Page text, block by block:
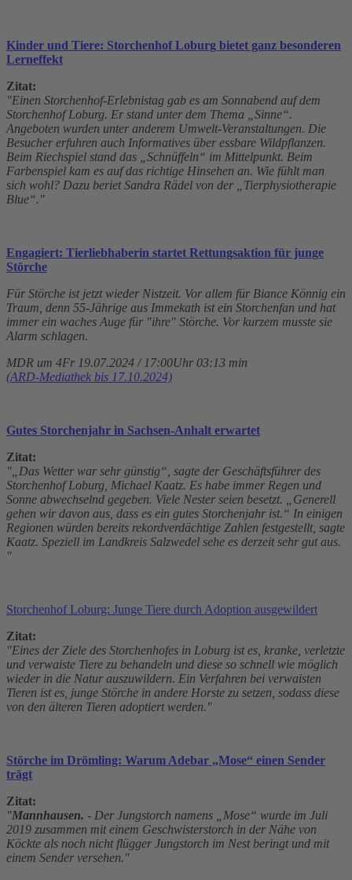
Kinder und Tiere: Storchenhof Loburg bietet ganz besonderen
Lerneffekt
Zitat:
"Einen Storchenhof-Erlebnistag gab es am Sonnabend auf dem
Storchenhof Loburg. Er stand unter dem Thema „Sinne“.
Angeboten wurden unter anderem Umwelt-Veranstaltungen. Die
Besucher erfuhren auch Informatives über essbare Wildpflanzen.
Beim Riechspiel stand das „Schnüffeln“ im Mittelpunkt. Beim
Farbenspiel kam es auf das richtige Hinsehen an. Wie fühlt man
sich wohl? Dazu beriet Sandra Rädel von der „Tierphysiotherapie
Blue“."
Engagiert: Tierliebhaberin startet Rettungsaktion für junge
Störche
Für Störche ist jetzt wieder Nistzeit. Vor allem für Biance Könnig ein
Traum, denn 55-Jährige aus Immekath ist ein Storchenfan und hat
immer ein waches Auge für "ihre" Störche. Vor kurzem musste sie
Alarm schlagen.
MDR um 4Fr 19.07.2024 / 17:00Uhr 03:13 min
(ARD-Mediathek bis 17.10.2024)
Gutes Storchenjahr in Sachsen-Anhalt erwartet
Zitat:
"„Das Wetter war sehr günstig“, sagte der Geschäftsführer des
Storchenhof Loburg, Michael Kaatz. Es habe immer Regen und
Sonne abwechselnd gegeben. Viele Nester seien besetzt. „Generell
gehen wir davon aus, dass es ein gutes Storchenjahr ist.“ In einigen
Regionen würden bereits rekordverdächtige Zahlen festgestellt, sagte
Kaatz. Speziell im Landkreis Salzwedel sehe es derzeit sehr gut aus.
"
Storchenhof Loburg: Junge Tiere durch Adoption ausgewildert
Zitat:
"Eines der Ziele des Storchenhofes in Loburg ist es, kranke, verletzte
und verwaiste Tiere zu behandeln und diese so schnell wie möglich
wieder in die Natur auszuwildern. Ein Verfahren bei verwaisten
Tieren ist es, junge Störche in andere Horste zu setzen, sodass diese
von den älteren Tieren adoptiert werden."
Störche im Drömling: Warum Adebar „Mose“ einen Sender
trägt
Zitat:
"Mannhausen. - Der Jungstorch namens „Mose“ wurde im Juli
2019 zusammen mit einem Geschwisterstorch in der Nähe von
Köckte als noch nicht flügger Jungstorch im Nest beringt und mit
einem Sender versehen."